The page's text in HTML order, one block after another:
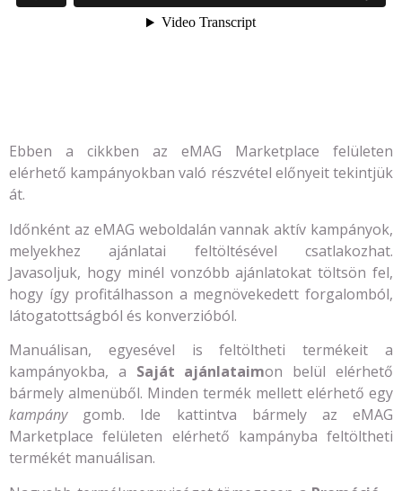
Ebben a cikkben az eMAG Marketplace felületen
elérhető kampányokban való részvétel előnyeit tekintjük
át.
Időnként az eMAG weboldalán vannak aktív kampányok,
melyekhez ajánlatai feltöltésével csatlakozhat.
Javasoljuk, hogy minél vonzóbb ajánlatokat töltsön fel,
hogy így profitálhasson a megnövekedett forgalomból,
látogatottságból és konverzióból.
Manuálisan, egyesével is feltöltheti termékeit a
kampányokba, a Saját ajánlataimon belül elérhető
bármely almenüből. Minden termék mellett elérhető egy
kampánygomb. Ide kattintva bármely az eMAG
Marketplace felületen elérhető kampányba feltöltheti
termékét manuálisan.